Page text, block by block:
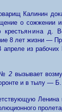
Калинин
о сожжении
крестьянина д.
8 лет жизни —
из
№ 2 вызывает
и в тылу —
Ленина